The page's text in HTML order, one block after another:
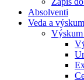
Absolventi
Veda a výskum
Výskum